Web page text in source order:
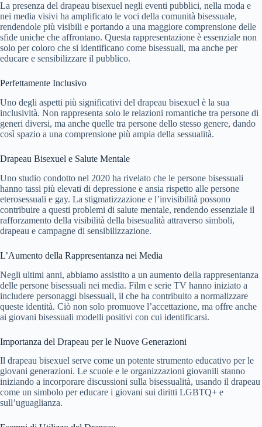
La presenza del drapeau bisexuel negli eventi pubblici, nella moda e
nei media visivi ha amplificato le voci della comunità bisessuale,
rendendole più visibili e portando a una maggiore comprensione delle
sfide uniche che affrontano. Questa rappresentazione è essenziale non
solo per coloro che si identificano come bisessuali, ma anche per
educare e sensibilizzare il pubblico.
Perfettamente Inclusivo
Uno degli aspetti più significativi del drapeau bisexuel è la sua
inclusività. Non rappresenta solo le relazioni romantiche tra persone di
generi diversi, ma anche quelle tra persone dello stesso genere, dando
così spazio a una comprensione più ampia della sessualità.
Drapeau Bisexuel e Salute Mentale
Uno studio condotto nel 2020 ha rivelato che le persone bisessuali
hanno tassi più elevati di depressione e ansia rispetto alle persone
eterosessuali e gay. La stigmatizzazione e l’invisibilità possono
contribuire a questi problemi di salute mentale, rendendo essenziale il
rafforzamento della visibilità della bisesualità attraverso simboli,
drapeau e campagne di sensibilizzazione.
L’Aumento della Rappresentanza nei Media
Negli ultimi anni, abbiamo assistito a un aumento della rappresentanza
delle persone bisessuali nei media. Film e serie TV hanno iniziato a
includere personaggi bisessuali, il che ha contribuito a normalizzare
queste identità. Ciò non solo promuove l’accettazione, ma offre anche
ai giovani bisessuali modelli positivi con cui identificarsi.
Importanza del Drapeau per le Nuove Generazioni
Il drapeau bisexuel serve come un potente strumento educativo per le
giovani generazioni. Le scuole e le organizzazioni giovanili stanno
iniziando a incorporare discussioni sulla bisessualità, usando il drapeau
come un simbolo per educare i giovani sui diritti LGBTQ+ e
sull’uguaglianza.